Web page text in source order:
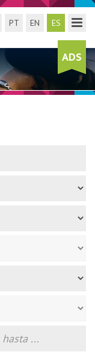
menu
PT EN ES
ADS